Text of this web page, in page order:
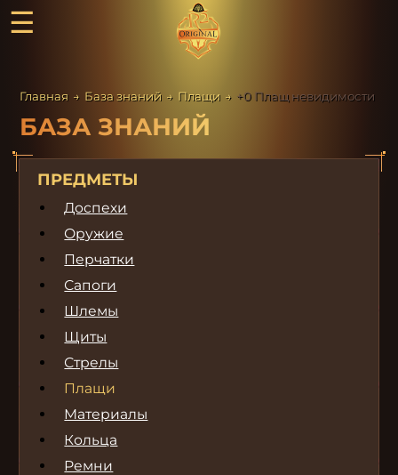
☰
Главная → База знаний → Плащи → +0 Плащ невидимости
БАЗА ЗНАНИЙ
ПРЕДМЕТЫ
Доспехи
Оружие
Перчатки
Сапоги
Шлемы
Щиты
Стрелы
Плащи
Материалы
Кольца
Ремни